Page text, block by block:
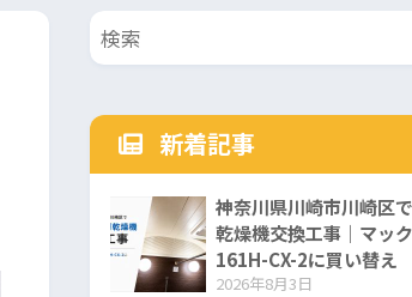
新着記事
神奈川県川崎市川崎区
乾燥機交換工事｜マッ
161H-CX-2に買い替え
2026年8月3日